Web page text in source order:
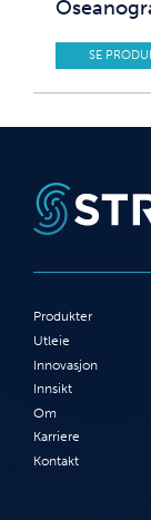
SE
Produkter
Utleie
Innovasjon
Innsikt
Om
Karriere
Kontakt